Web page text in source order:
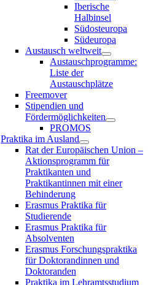
Iberische
Halbinsel
Südosteuropa
Südeuropa
Austausch weltweit
Austauschprogramme:
Liste der
Austauschplätze
Freemover
Stipendien und
Fördermöglichkeiten
PROMOS
Praktika im Ausland
Rat der Europäischen Union –
Aktionsprogramm für
Praktikanten und
Praktikantinnen mit einer
Behinderung
Erasmus Praktika für
Studierende
Erasmus Praktika für
Absolventen
Erasmus Forschungspraktika
für Doktorandinnen und
Doktoranden
Praktika im Lehramtsstudium